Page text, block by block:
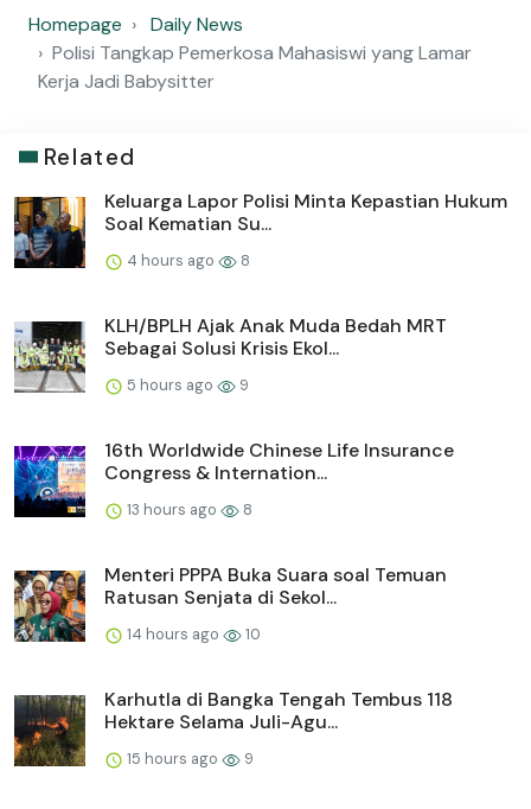
Homepage
Daily News
Polisi Tangkap Pemerkosa Mahasiswi yang Lamar
Kerja Jadi Babysitter
Related
Keluarga Lapor Polisi Minta Kepastian Hukum
Soal Kematian Su...
4 hours ago 8
KLH/BPLH Ajak Anak Muda Bedah MRT
Sebagai Solusi Krisis Ekol...
5 hours ago 9
16th Worldwide Chinese Life Insurance
Congress & Internation...
13 hours ago 8
Menteri PPPA Buka Suara soal Temuan
Ratusan Senjata di Sekol...
14 hours ago 10
Karhutla di Bangka Tengah Tembus 118
Hektare Selama Juli-Agu...
15 hours ago 9